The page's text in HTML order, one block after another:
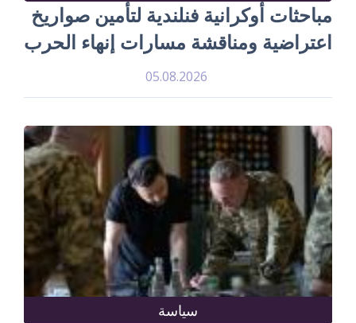
مباحثات أوكرانية فنلندية لتأمين صواريخ
اعتراضية ومناقشة مسارات إنهاء الحرب
05.08.2026
سياسة